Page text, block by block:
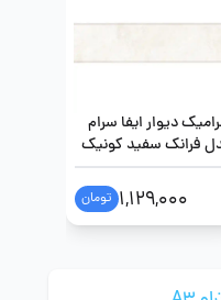
دیوار ایفا سرام
فرانک سفید کونیک
40 در 160
1,129,000 تومان